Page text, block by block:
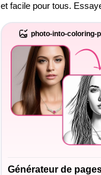
et facile pour tous.
photo-into-coloring-
Générateur de